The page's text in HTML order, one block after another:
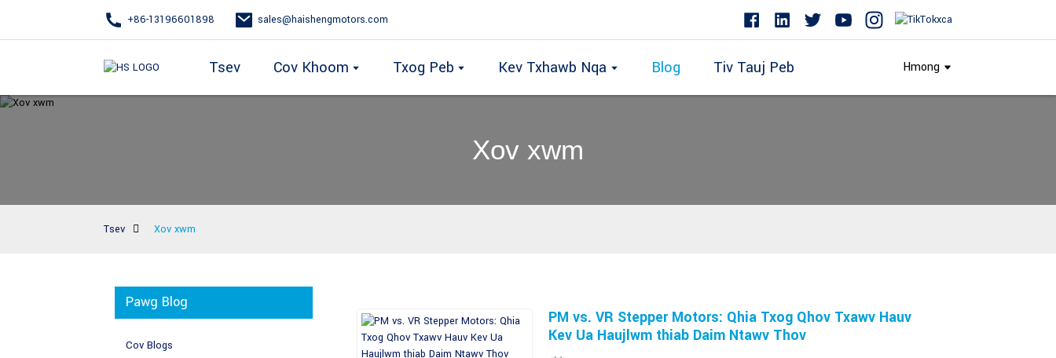
+86-13196601898 sales@haishengmotors.com
Tsev Cov Khoom Txog Peb Kev Txhawb Nqa Blog Tiv Tauj Peb Hmong
Xov xwm
Tsev Xov xwm
Pawg Blog
Cov Blogs
PM vs. VR Stepper Motors: Qhia Txog Qhov Txawv Hauv
Kev Ua Haujlwm thiab Daim Ntawv Thov